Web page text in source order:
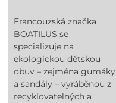
Francouzská značka
BOATILUS se
specializuje na
ekologickou dětskou
obuv – zejména gumáky
a sandály – vyráběnou z
recyklovatelných a